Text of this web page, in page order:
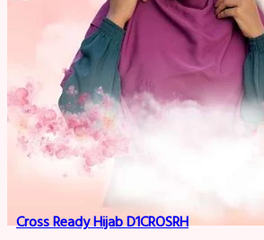
Cross Ready Hijab D1CROSRH